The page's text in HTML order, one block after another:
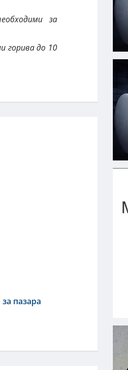
за
горива до 10
пазара